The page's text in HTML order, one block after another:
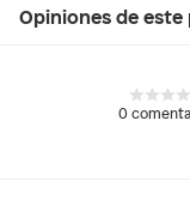
Opiniones de
0